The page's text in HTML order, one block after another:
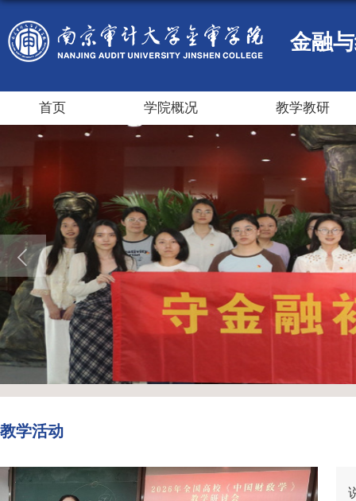
金融
首页 学院概况 教学教研
教学活动